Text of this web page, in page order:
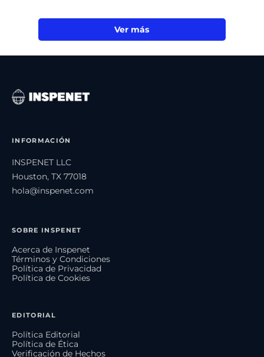
Ver más
INFORMACIÓN
INSPENET LLC
Houston, TX 77018
hola@inspenet.com
SOBRE INSPENET
Acerca de Inspenet
Términos y Condiciones
Política de Privacidad
Política de Cookies
EDITORIAL
Política Editorial
Política de Ética
Verificación de Hechos